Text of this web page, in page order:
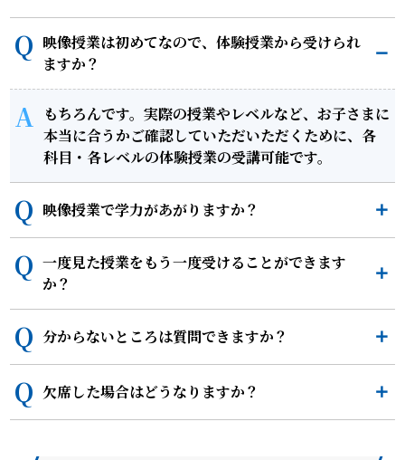
映像授業は初めてなので、体験授業から受けられ
ますか？
もちろんです。実際の授業やレベルなど、お子さまに
本当に合うかご確認していただいただくために、各
科目・各レベルの体験授業の受講可能です。
映像授業で学力があがりますか？
一度見た授業をもう一度受けることができます
か？
分からないところは質問できますか？
欠席した場合はどうなりますか？